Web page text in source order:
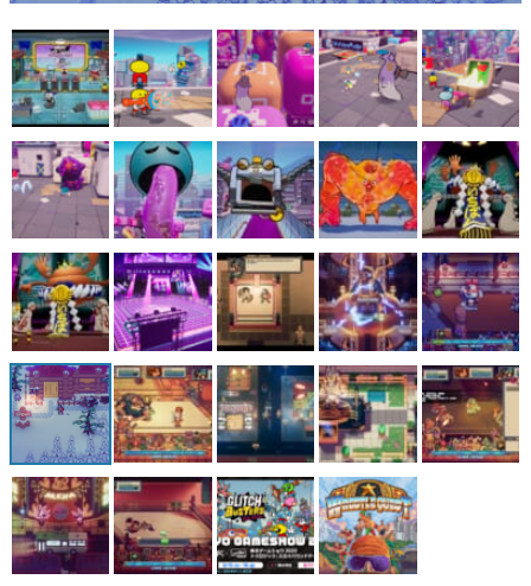
マンガ
女性向け
アプリレビュー
その他
電ファミニコゲーマーとは？
運営：株式会社マレ